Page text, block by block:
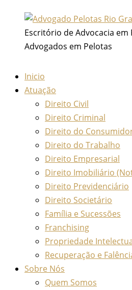
conteúdo
Escritório de Advocacia em
Advogados em Pelotas
Inicio
Atuação
Direito Civil
Direito Criminal
Direito do
Direito do Trabalho
Direito Empresarial
Direito Imobiliário
Direito Previdenciário
Direito Societário
Família e Sucessões
Franchising
Propriedade
Recuperação e
Sobre Nós
Quem Somos